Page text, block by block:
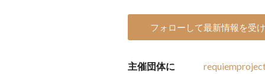
フォローして最新情報を受
主催団体に